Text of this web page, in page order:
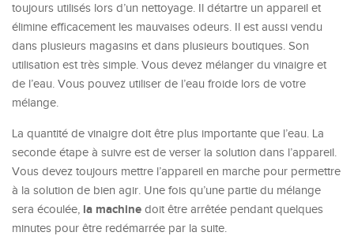
toujours utilisés lors d’un nettoyage. Il détartre un appareil et
élimine efficacement les mauvaises odeurs. Il est aussi vendu
dans plusieurs magasins et dans plusieurs boutiques. Son
utilisation est très simple. Vous devez mélanger du vinaigre et
de l’eau. Vous pouvez utiliser de l’eau froide lors de votre
mélange.
La quantité de vinaigre doit être plus importante que l’eau. La
seconde étape à suivre est de verser la solution dans l’appareil.
Vous devez toujours mettre l’appareil en marche pour permettre
à la solution de bien agir. Une fois qu’une partie du mélange
sera écoulée, la machine doit être arrêtée pendant quelques
minutes pour être redémarrée par la suite.